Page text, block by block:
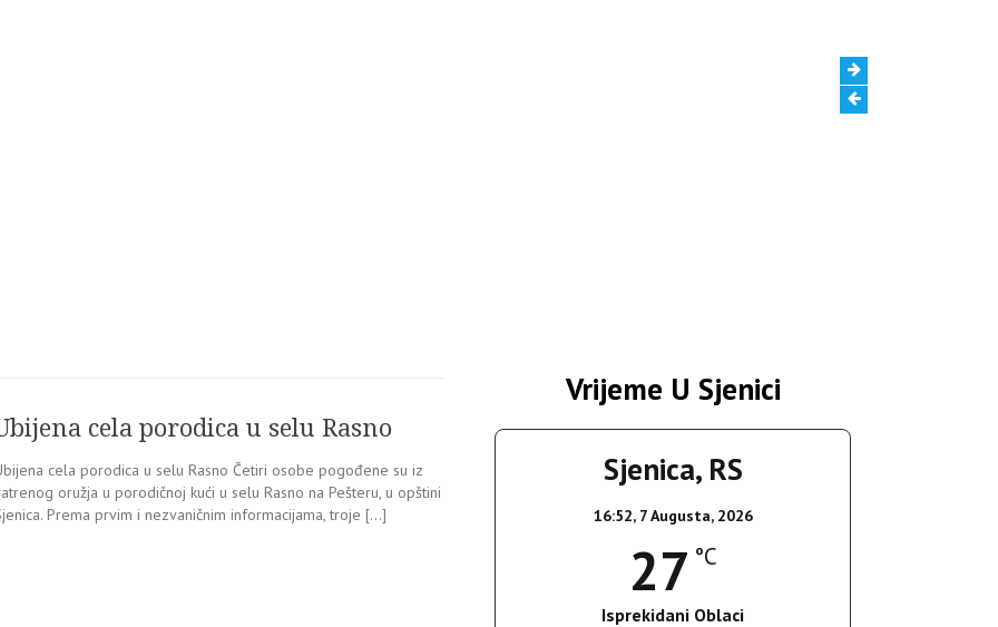
cela porodica u selu Rasno
cela porodica u selu Rasno Četiri osobe pogođene su iz
oružja u porodičnoj kući u selu Rasno na Pešteru, u opštini
Prema prvim i nezvaničnim informacijama, troje […]
Vrijeme U Sjenici
Sjenica, RS
16:52, 7 Augusta, 2026
27 °C
Isprekidani Oblaci